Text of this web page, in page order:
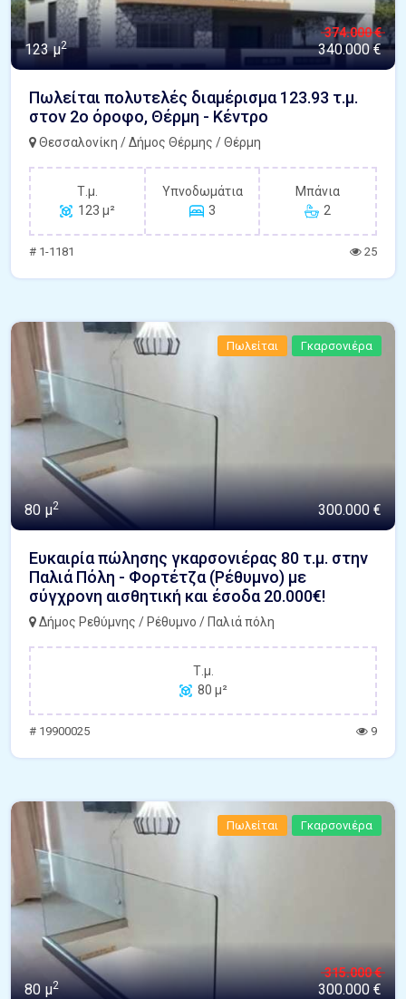
123 μ2
374.000 €
340.000 €
Πωλείται πολυτελές διαμέρισμα 123.93 τ.μ.
στον 2ο όροφο, Θέρμη - Κέντρο
Θεσσαλονίκη / Δήμος Θέρμης / Θέρμη
Τ.μ.
123 μ²
Υπνοδωμάτια
3
Μπάνια
2
# 1-1181 25
Πωλείται Γκαρσονιέρα
80 μ2 300.000 €
Ευκαιρία πώλησης γκαρσονιέρας 80 τ.μ. στην
Παλιά Πόλη - Φορτέτζα (Ρέθυμνο) με
σύγχρονη αισθητική και έσοδα 20.000€!
Δήμος Ρεθύμνης / Ρέθυμνο / Παλιά πόλη
Τ.μ.
80 μ²
# 19900025 9
Πωλείται Γκαρσονιέρα
80 μ2
315.000 €
300.000 €